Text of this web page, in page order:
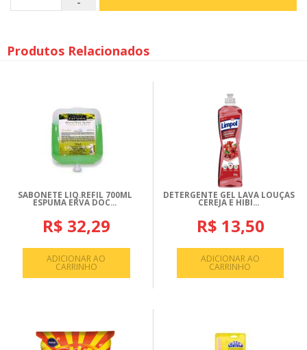
Produtos Relacionados
SABONETE LIQ.REFIL 700ML
ESPUMA ERVA DOC...
R$ 32,29
ADICIONAR AO
CARRINHO
DETERGENTE GEL LAVA LOUÇAS
CEREJA E HIBI...
R$ 13,50
ADICIONAR AO
CARRINHO